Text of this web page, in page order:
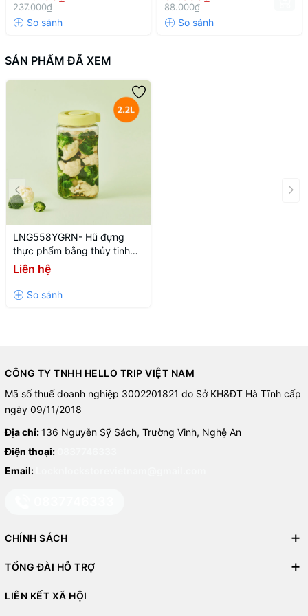
20cm
237.000₫ 88.000₫
SẢN PHẨM ĐÃ XEM
LNG558YGRN- Hũ đựng
thực phẩm bằng thủy tinh
LocknLock Daily Breathing -
2.2L - Màu xanh lá cây
Liên hệ
CÔNG TY TNHH HELLO TRIP VIỆT NAM
Mã số thuế doanh nghiệp 3002201821 do Sở KH&ĐT Hà Tĩnh cấp
ngày 09/11/2018
Địa chỉ:136 Nguyễn Sỹ Sách, Trường Vinh, Nghệ An
Điện thoại:
Email:
CHÍNH SÁCH
TỔNG ĐÀI HỖ TRỢ
LIÊN KẾT XÃ HỘI